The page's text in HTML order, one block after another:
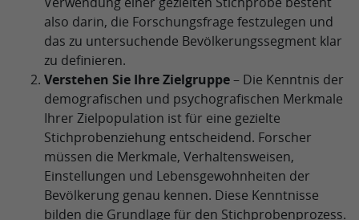
also darin, die Forschungsfrage festzulegen und
das zu untersuchende Bevölkerungssegment klar
zu definieren.
Verstehen Sie Ihre Zielgruppe– Die Kenntnis der
demografischen und psychografischen Merkmale
Ihrer Zielpopulation ist für eine gezielte
Stichprobenziehung entscheidend. Forscher
müssen die Merkmale, Verhaltensweisen,
Einstellungen und Lebensgewohnheiten der
Bevölkerung genau kennen. Diese Kenntnisse
bilden die Grundlage für den Stichprobenprozess.